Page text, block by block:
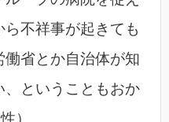
不祥事が起きても
省とか自治体が知
、ということもおか
）